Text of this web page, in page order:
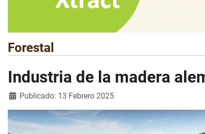
Forestal
Industria de la madera
Detalles
Publicado: 13 Febrero 2025